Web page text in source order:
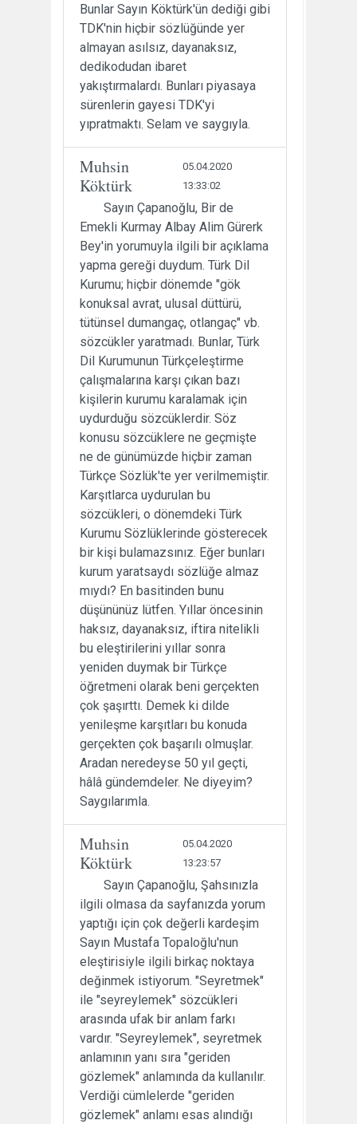
Bunlar Sayın Köktürk'ün dediği gibi
TDK'nin hiçbir sözlüğünde yer
almayan asılsız, dayanaksız,
dedikodudan ibaret
yakıştırmalardı. Bunları piyasaya
sürenlerin gayesi TDK'yi
yıpratmaktı. Selam ve saygıyla.
Muhsin
Köktürk
05.04.2020
13:33:02
Sayın Çapanoğlu, Bir de
Emekli Kurmay Albay Alim Gürerk
Bey'in yorumuyla ilgili bir açıklama
yapma gereği duydum. Türk Dil
Kurumu; hiçbir dönemde "gök
konuksal avrat, ulusal düttürü,
tütünsel dumangaç, otlangaç" vb.
sözcükler yaratmadı. Bunlar, Türk
Dil Kurumunun Türkçeleştirme
çalışmalarına karşı çıkan bazı
kişilerin kurumu karalamak için
uydurduğu sözcüklerdir. Söz
konusu sözcüklere ne geçmişte
ne de günümüzde hiçbir zaman
Türkçe Sözlük'te yer verilmemiştir.
Karşıtlarca uydurulan bu
sözcükleri, o dönemdeki Türk
Kurumu Sözlüklerinde gösterecek
bir kişi bulamazsınız. Eğer bunları
kurum yaratsaydı sözlüğe almaz
mıydı? En basitinden bunu
düşününüz lütfen. Yıllar öncesinin
haksız, dayanaksız, iftira nitelikli
bu eleştirilerini yıllar sonra
yeniden duymak bir Türkçe
öğretmeni olarak beni gerçekten
çok şaşırttı. Demek ki dilde
yenileşme karşıtları bu konuda
gerçekten çok başarılı olmuşlar.
Aradan neredeyse 50 yıl geçti,
hâlâ gündemdeler. Ne diyeyim?
Saygılarımla.
Muhsin
Köktürk
05.04.2020
13:23:57
Sayın Çapanoğlu, Şahsınızla
ilgili olmasa da sayfanızda yorum
yaptığı için çok değerli kardeşim
Sayın Mustafa Topaloğlu'nun
eleştirisiyle ilgili birkaç noktaya
değinmek istiyorum. "Seyretmek"
ile "seyreylemek" sözcükleri
arasında ufak bir anlam farkı
vardır. "Seyreylemek", seyretmek
anlamının yanı sıra "geriden
gözlemek" anlamında da kullanılır.
Verdiği cümlelerde "geriden
gözlemek" anlamı esas alındığı